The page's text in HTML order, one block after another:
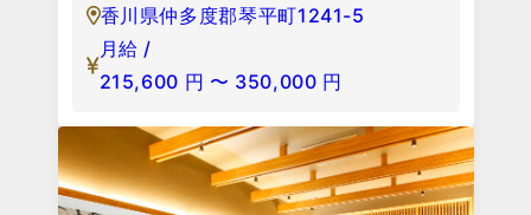
香川県仲多度郡琴平町1241-5
月給 /
215,600 円 〜 350,000 円